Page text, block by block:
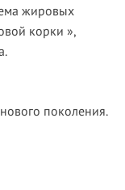
жировых
корки »,
по­коле­ния.